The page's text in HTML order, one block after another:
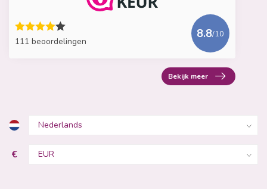
111 beoordelingen
8.8/10
Bekijk meer
€